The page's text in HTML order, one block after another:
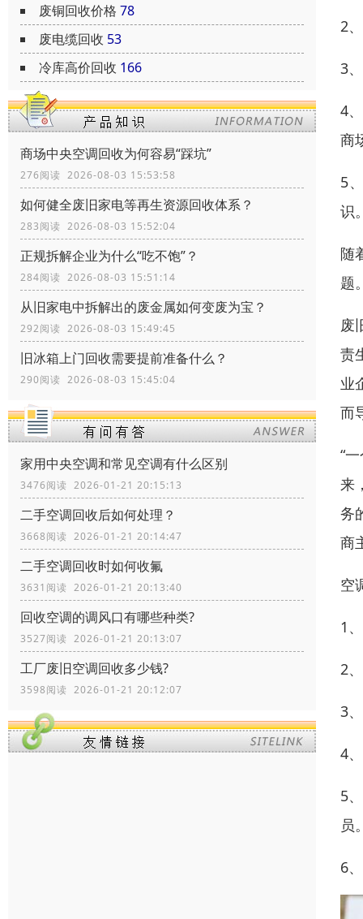
废铜回收价格 78
废电缆回收 53
冷库高价回收 166
商场中央空调回收为何容易“踩坑”
276阅读 2026-08-03 15:53:58
如何健全废旧家电等再生资源回收体系？
283阅读 2026-08-03 15:52:04
正规拆解企业为什么“吃不饱”？
284阅读 2026-08-03 15:51:14
从旧家电中拆解出的废金属如何变废为宝？
292阅读 2026-08-03 15:49:45
旧冰箱上门回收需要提前准备什么？
290阅读 2026-08-03 15:45:04
家用中央空调和常见空调有什么区别
3476阅读 2026-01-21 20:15:13
二手空调回收后如何处理？
3668阅读 2026-01-21 20:14:47
二手空调回收时如何收氟
3631阅读 2026-01-21 20:13:40
回收空调的调风口有哪些种类?
3527阅读 2026-01-21 20:13:07
工厂废旧空调回收多少钱?
3598阅读 2026-01-21 20:12:07
2
3
4
商
5
识
随
题
废
责
业
而
“
来
务
商
空
1
2
3
4
5
员
6